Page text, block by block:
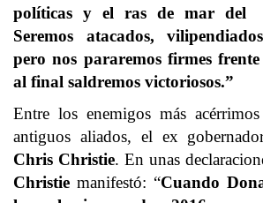
políticas y el ras de mar del
Seremos atacados,
pero nos pararemos firmes
al final saldremos victoriosos.”
Entre los enemigos más
antiguos aliados, el ex
Chris Christie. En unas
Christie manifestó: “Cuando